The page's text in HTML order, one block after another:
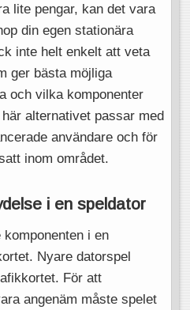
lite pengar, kan det vara
din egen stationära
inte helt enkelt att veta
ger bästa möjliga
och vilka komponenter
alternativet passar med
användare och för
inom området.
i en speldator
i en
Nyare datorspel
För att
angenäm måste spelet